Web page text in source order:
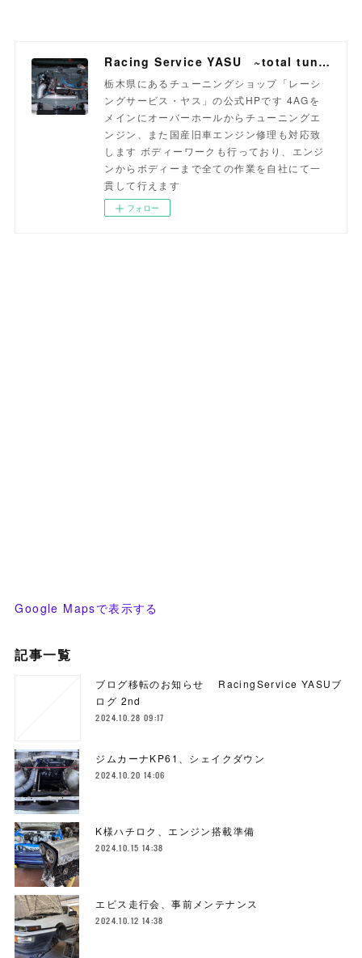
Racing Service YASU ~total tuning proshop~
栃木県にあるチューニングショップ「レーシ
ングサービス・ヤス」の公式HPです 4AGを
メインにオーバーホールからチューニングエ
ンジン、また国産旧車エンジン修理も対応致
します ボディーワークも行っており、エンジ
ンからボディーまで全ての作業を自社にて一
貫して行えます
フォロー
Google Mapsで表示する
記事一覧
ブログ移転のお知らせ RacingService YASUブ
ログ 2nd
2024.10.28 09:17
ジムカーナKP61、シェイクダウン
2024.10.20 14:06
K様ハチロク、エンジン搭載準備
2024.10.15 14:38
エビス走行会、事前メンテナンス
2024.10.12 14:38